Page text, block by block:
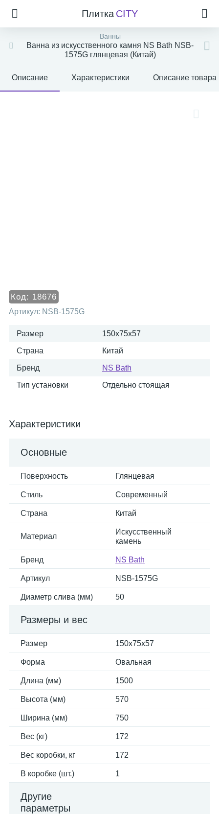
Плитка CITY
Ванны
Ванна из искусственного камня NS Bath NSB-
1575G глянцевая (Китай)
Описание Характеристики Описание товара
Код: 18676
Артикул: NSB-1575G
Размер 150x75x57
Страна Китай
Бренд NS Bath
Тип установки Отдельно стоящая
Характеристики
Основные
Поверхность Глянцевая
Стиль Современный
Страна Китай
Материал
Искусственный
камень
Бренд NS Bath
Артикул NSB-1575G
Диаметр слива (мм) 50
Размеры и вес
Размер 150x75x57
Форма Овальная
Длина (мм) 1500
Высота (мм) 570
Ширина (мм) 750
Вес (кг) 172
Вес коробки, кг 172
В коробке (шт.) 1
Другие
параметры